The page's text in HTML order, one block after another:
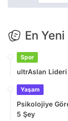
En
Spor
ultrAslan Lideri
Yaşam
Psikolojiye
5 Şey